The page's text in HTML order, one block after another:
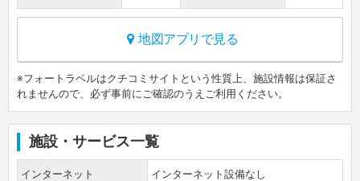
地図アプリで見る
※フォートラベルはクチコミサイトという性質上、施設情報は保証さ
れませんので、必ず事前にご確認のうえご利用ください。
施設・サービス一覧
インターネット インターネット設備なし